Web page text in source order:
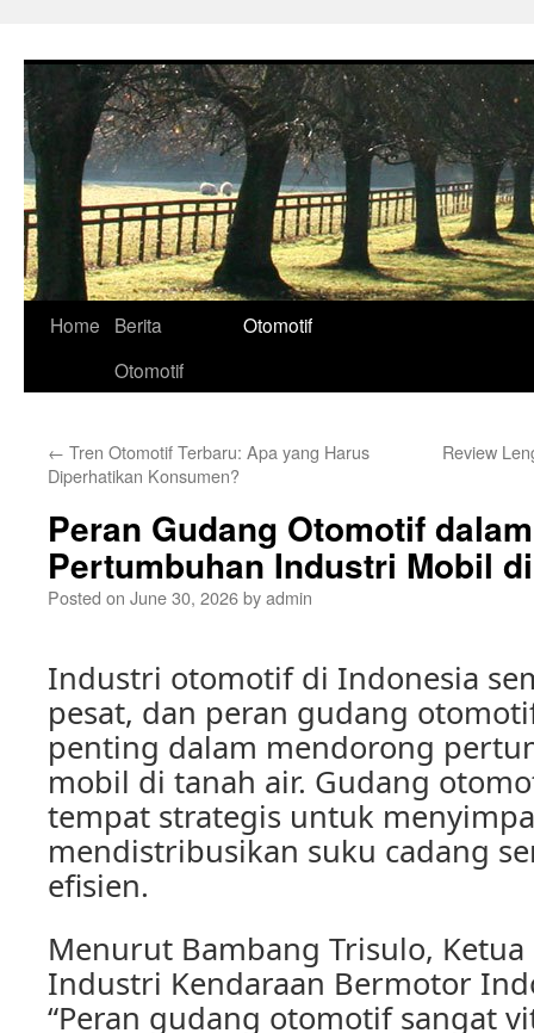
Home
Berita
Otomotif
Otomotif
← Tren Otomotif Terbaru: Apa yang Harus
Diperhatikan Konsumen?
Review
Peran Gudang Otomotif
Pertumbuhan Industri Mobil
Posted on June 30, 2026byadmin
Industri otomotif di Indonesia
pesat, dan peran gudang
penting dalam mendorong
mobil di tanah air. Gudang
tempat strategis untuk
mendistribusikan suku cadang
efisien.
Menurut Bambang Trisulo,
Industri Kendaraan Bermotor
“Peran gudang otomotif sangat